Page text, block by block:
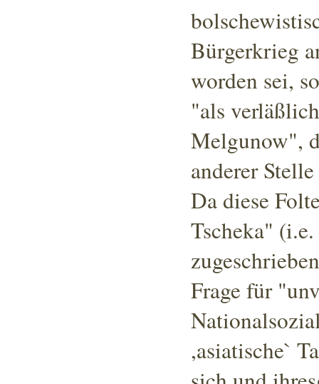
Bürgerkrieg
worden sei,
"als
Melgunow",
anderer
Da diese
Tscheka"
Frage für
,asiatische`